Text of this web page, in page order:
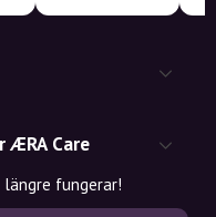
ÆRA Care
fungerar!